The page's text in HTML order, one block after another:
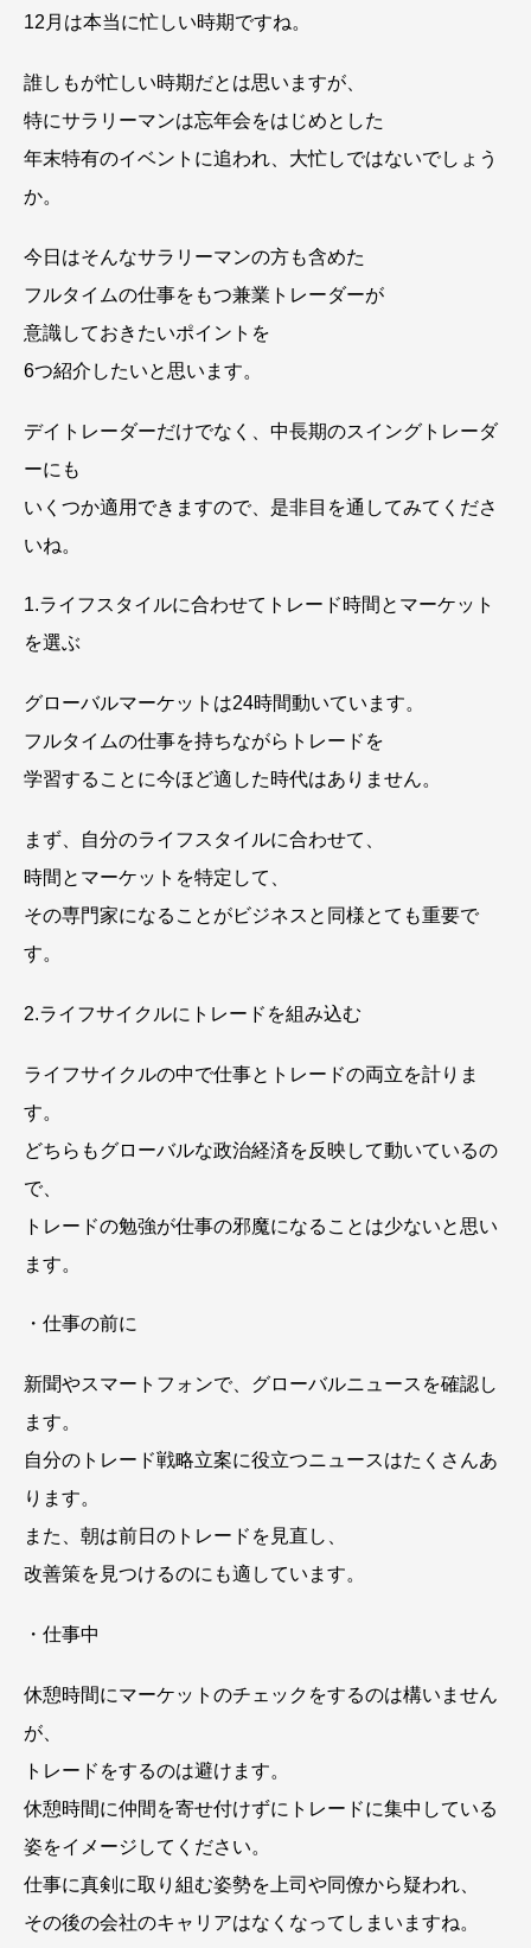
12月は本当に忙しい時期ですね。
誰しもが忙しい時期だとは思いますが、
特にサラリーマンは忘年会をはじめとした
年末特有のイベントに追われ、大忙しではないでしょう
か。
今日はそんなサラリーマンの方も含めた
フルタイムの仕事をもつ兼業トレーダーが
意識しておきたいポイントを
6つ紹介したいと思います。
デイトレーダーだけでなく、中長期のスイングトレーダ
ーにも
いくつか適用できますので、是非目を通してみてくださ
いね。
1.ライフスタイルに合わせてトレード時間とマーケット
を選ぶ
グローバルマーケットは24時間動いています。
フルタイムの仕事を持ちながらトレードを
学習することに今ほど適した時代はありません。
まず、自分のライフスタイルに合わせて、
時間とマーケットを特定して、
その専門家になることがビジネスと同様とても重要で
す。
2.ライフサイクルにトレードを組み込む
ライフサイクルの中で仕事とトレードの両立を計りま
す。
どちらもグローバルな政治経済を反映して動いているの
で、
トレードの勉強が仕事の邪魔になることは少ないと思い
ます。
・仕事の前に
新聞やスマートフォンで、グローバルニュースを確認し
ます。
自分のトレード戦略立案に役立つニュースはたくさんあ
ります。
また、朝は前日のトレードを見直し、
改善策を見つけるのにも適しています。
・仕事中
休憩時間にマーケットのチェックをするのは構いません
が、
トレードをするのは避けます。
休憩時間に仲間を寄せ付けずにトレードに集中している
姿をイメージしてください。
仕事に真剣に取り組む姿勢を上司や同僚から疑われ、
その後の会社のキャリアはなくなってしまいますね。